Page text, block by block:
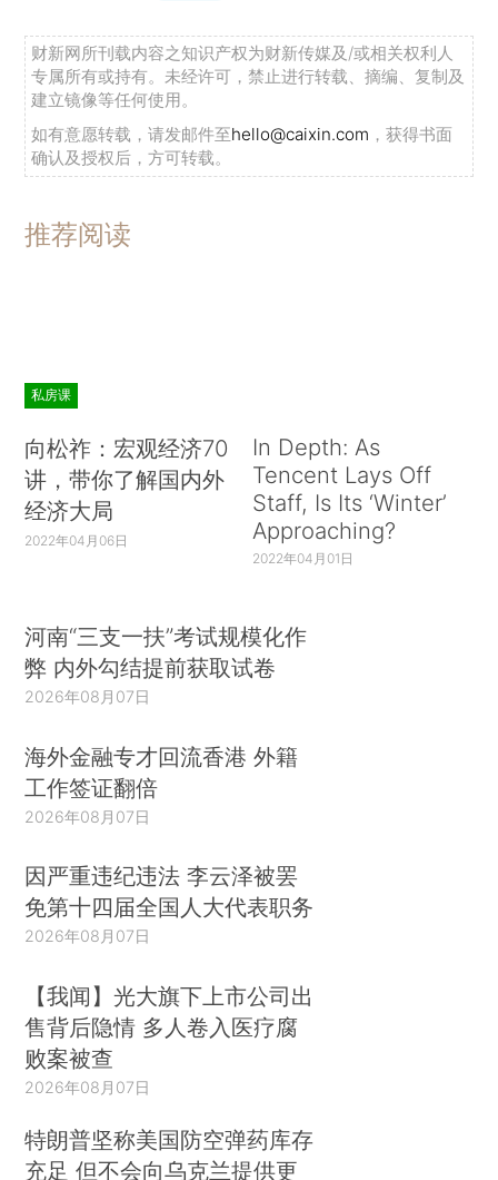
财新网所刊载内容之知识产权为财新传媒及/或相关权利人
专属所有或持有。未经许可，禁止进行转载、摘编、复制及
建立镜像等任何使用。
如有意愿转载，请发邮件至hello@caixin.com ，获得书面
确认及授权后，方可转载。
推荐阅读
私房课
向松祚：宏观经济70
讲，带你了解国内外
经济大局
2022年04月06日
In Depth: As
Tencent Lays Off
Staff, Is Its ‘Winter’
Approaching?
2022年04月01日
河南“三支一扶”考试规模化作
弊 内外勾结提前获取试卷
2026年08月07日
海外金融专才回流香港 外籍
工作签证翻倍
2026年08月07日
因严重违纪违法 李云泽被罢
免第十四届全国人大代表职务
2026年08月07日
【我闻】光大旗下上市公司出
售背后隐情 多人卷入医疗腐
败案被查
2026年08月07日
特朗普坚称美国防空弹药库存
充足 但不会向乌克兰提供更